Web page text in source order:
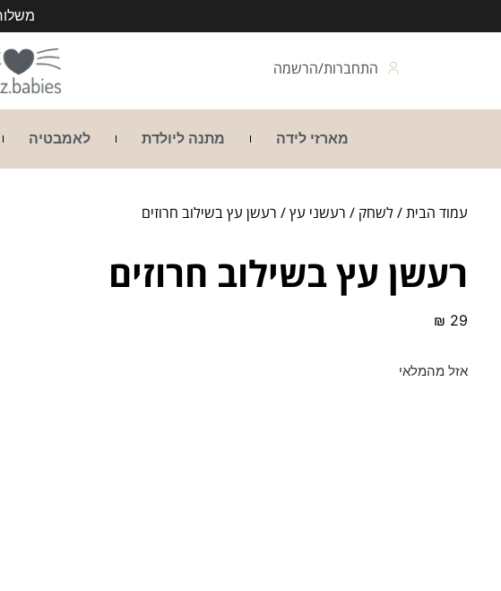
התחברות/הרשמה
מארזי לידה מתנה ליולדת לאמבטיה
עמוד הבית/לשחק / רעשני עץ/ רעשן עץ בשילוב חרוזים
רעשן עץ בשילוב חרוזים
₪ 29
אזל מהמלאי